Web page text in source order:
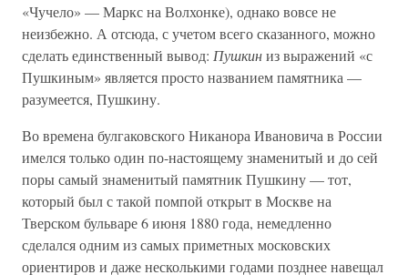
«Чучело» — Маркс на Волхонке), однако вовсе не
неизбежно. А отсюда, с учетом всего сказанного, можно
сделать единственный вывод: Пушкиниз выражений «с
Пушкиным» является просто названием памятника —
разумеется, Пушкину.
Во времена булгаковского Никанора Ивановича в России
имелся только один по-настоящему знаменитый и до сей
поры самый знаменитый памятник Пушкину — тот,
который был с такой помпой открыт в Москве на
Тверском бульваре 6 июня 1880 года, немедленно
сделался одним из самых приметных московских
ориентиров и даже несколькими годами позднее навещал